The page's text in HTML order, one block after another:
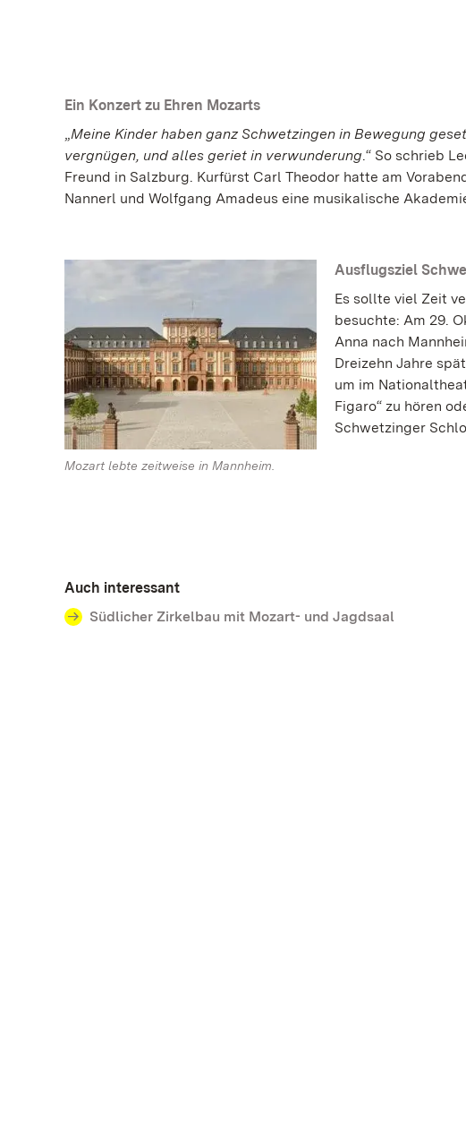
Ein Konzert zu Ehren Mozarts
„Meine Kinder haben ganz Schwetzingen in Bewegung
vergnügen, und alles geriet in verwunderung.“ So schrieb
Freund in Salzburg. Kurfürst Carl Theodor hatte am
Nannerl und Wolfgang Amadeus eine musikalische
Mozart lebte zeitweise in Mannheim.
Ausflugsziel
Es sollte viel Zeit
besuchte: Am 29.
Anna nach
Dreizehn Jahre
um im
Figaro“ zu hören
Schwetzinger
Auch interessant
Südlicher Zirkelbau mit Mozart- und Jagdsaal